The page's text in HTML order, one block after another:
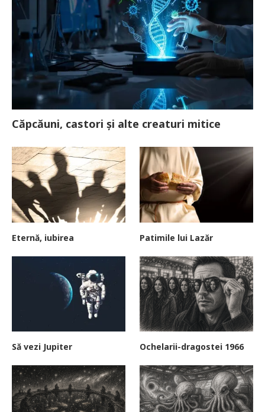
Căpcăuni, castori și alte creaturi mitice
Eternă, iubirea Patimile lui Lazăr
Să vezi Jupiter Ochelarii-dragostei 1966